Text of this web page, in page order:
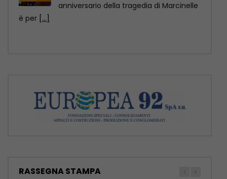
anni fa a Marcinelle si compiva una
RASSEGNA STAMPA